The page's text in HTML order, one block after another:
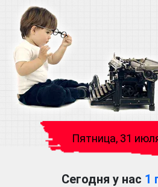
Пятница, 31
Сегодня у нас 1